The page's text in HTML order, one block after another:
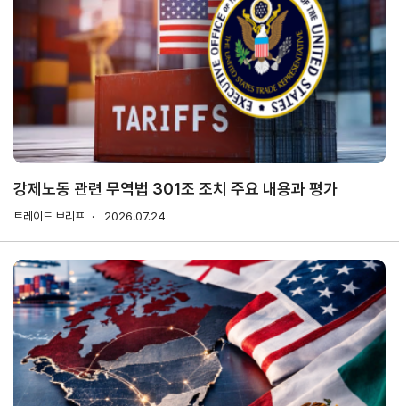
연구·통계·관세
국제무
역통상
연구원
소개
소부장산업
공급망센터
통상뉴스
수입규제
무역통
계
국내통계
해외통계
IMF
세계통계
관세/
비관세
FAQ
강제노동 관련 무역법 301조 조치 주요 내용과 평가
트레이드 브리프 2026.07.24